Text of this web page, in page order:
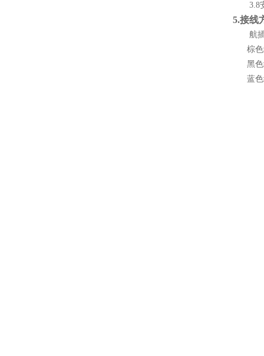
3.8
5.接线
航
棕
黑
蓝